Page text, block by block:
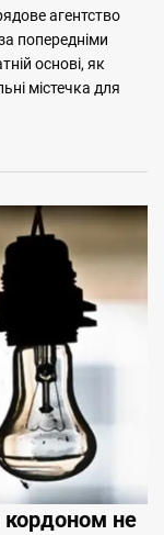
агентство
попередніми
основі, як
містечка для
кордоном не